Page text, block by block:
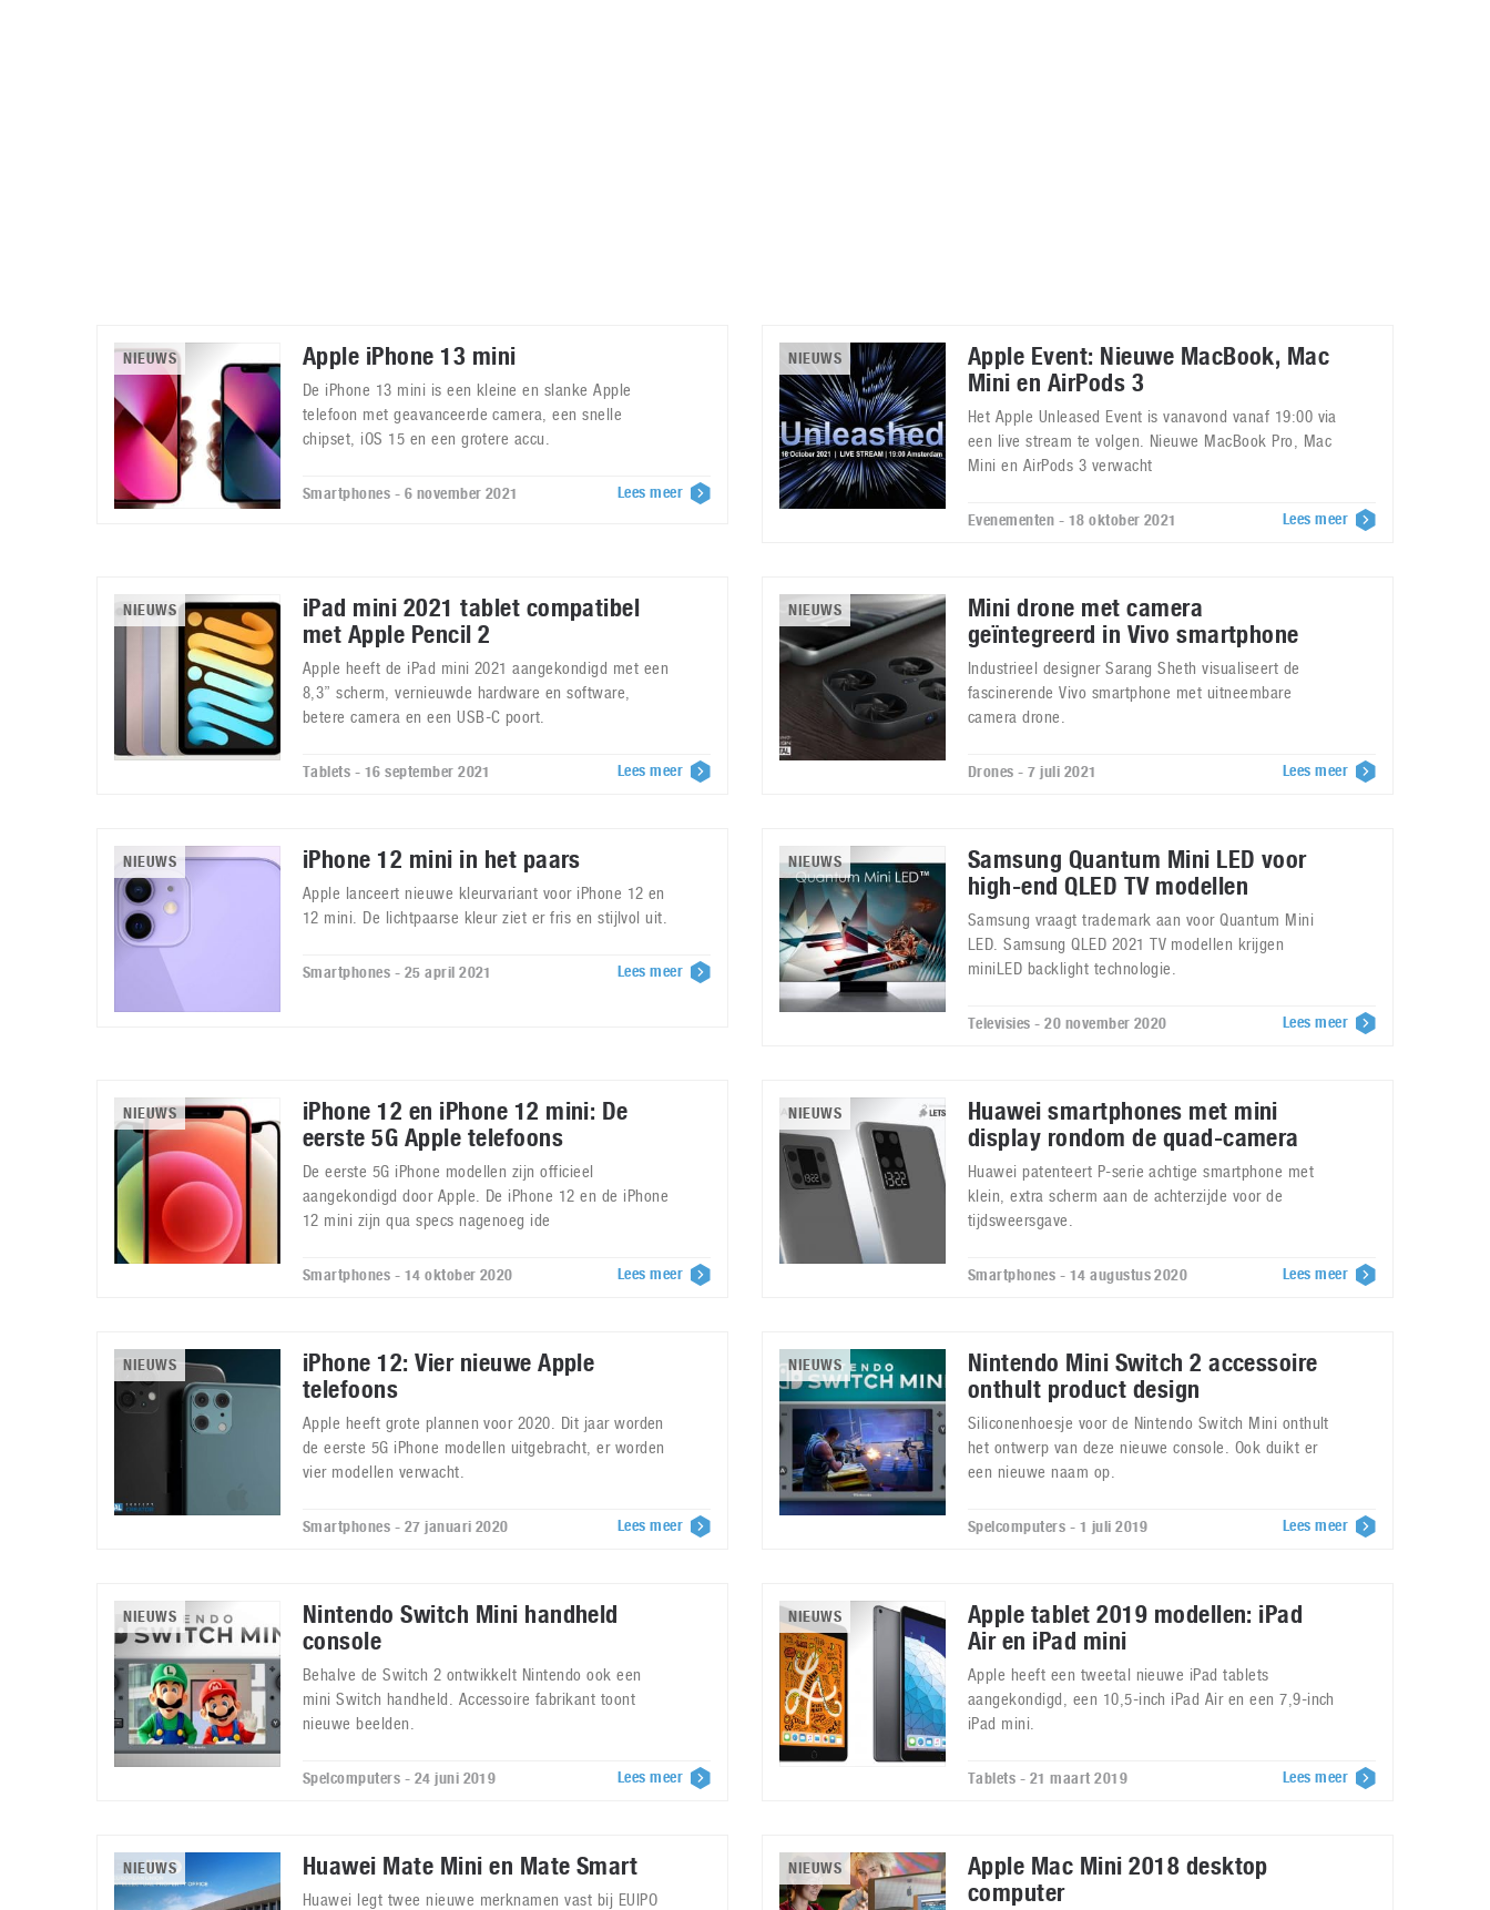
NIEUWS Apple iPhone 13 mini
De iPhone 13 mini is een kleine en slanke Apple
telefoon met geavanceerde camera, een snelle
chipset, iOS 15 en een grotere accu.
Smartphones - 6 november 2021 Lees meer
NIEUWS
Apple Event: Nieuwe MacBook, Mac
Mini en AirPods 3
Het Apple Unleased Event is vanavond vanaf 19:00 via
een live stream te volgen. Nieuwe MacBook Pro, Mac
Mini en AirPods 3 verwacht
Evenementen - 18 oktober 2021 Lees meer
NIEUWS
iPad mini 2021 tablet compatibel
met Apple Pencil 2
Apple heeft de iPad mini 2021 aangekondigd met een
8,3” scherm, vernieuwde hardware en software,
betere camera en een USB-C poort.
Tablets - 16 september 2021 Lees meer
NIEUWS
Mini drone met camera
geïntegreerd in Vivo smartphone
Industrieel designer Sarang Sheth visualiseert de
fascinerende Vivo smartphone met uitneembare
camera drone.
Drones - 7 juli 2021 Lees meer
NIEUWS iPhone 12 mini in het paars
Apple lanceert nieuwe kleurvariant voor iPhone 12 en
12 mini. De lichtpaarse kleur ziet er fris en stijlvol uit.
Smartphones - 25 april 2021 Lees meer
NIEUWS
Samsung Quantum Mini LED voor
high-end QLED TV modellen
Samsung vraagt trademark aan voor Quantum Mini
LED. Samsung QLED 2021 TV modellen krijgen
miniLED backlight technologie.
Televisies - 20 november 2020 Lees meer
NIEUWS
iPhone 12 en iPhone 12 mini: De
eerste 5G Apple telefoons
De eerste 5G iPhone modellen zijn officieel
aangekondigd door Apple. De iPhone 12 en de iPhone
12 mini zijn qua specs nagenoeg ide
Smartphones - 14 oktober 2020 Lees meer
NIEUWS
Huawei smartphones met mini
display rondom de quad-camera
Huawei patenteert P-serie achtige smartphone met
klein, extra scherm aan de achterzijde voor de
tijdsweersgave.
Smartphones - 14 augustus 2020 Lees meer
NIEUWS
iPhone 12: Vier nieuwe Apple
telefoons
Apple heeft grote plannen voor 2020. Dit jaar worden
de eerste 5G iPhone modellen uitgebracht, er worden
vier modellen verwacht.
Smartphones - 27 januari 2020 Lees meer
NIEUWS
Nintendo Mini Switch 2 accessoire
onthult product design
Siliconenhoesje voor de Nintendo Switch Mini onthult
het ontwerp van deze nieuwe console. Ook duikt er
een nieuwe naam op.
Spelcomputers - 1 juli 2019 Lees meer
NIEUWS
Nintendo Switch Mini handheld
console
Behalve de Switch 2 ontwikkelt Nintendo ook een
mini Switch handheld. Accessoire fabrikant toont
nieuwe beelden.
Spelcomputers - 24 juni 2019 Lees meer
NIEUWS
Apple tablet 2019 modellen: iPad
Air en iPad mini
Apple heeft een tweetal nieuwe iPad tablets
aangekondigd, een 10,5-inch iPad Air en een 7,9-inch
iPad mini.
Tablets - 21 maart 2019 Lees meer
NIEUWS Huawei Mate Mini en Mate Smart
Huawei legt twee nieuwe merknamen vast bij EUIPO
NIEUWS
Apple Mac Mini 2018 desktop
computer